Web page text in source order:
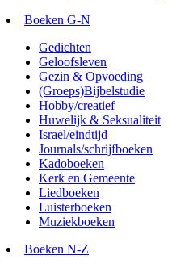
Boeken G-N
Gedichten
Geloofsleven
Gezin & Opvoeding
(Groeps)Bijbelstudie
Hobby/creatief
Huwelijk & Seksualiteit
Israel/eindtijd
Journals/schrijfboeken
Kadoboeken
Kerk en Gemeente
Liedboeken
Luisterboeken
Muziekboeken
Boeken N-Z